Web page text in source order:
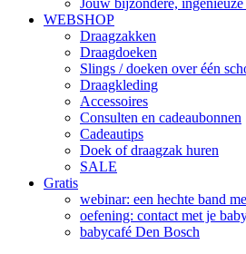
Jouw bijzondere,
WEBSHOP
Draagzakken
Draagdoeken
Slings / doeken over één
Draagkleding
Accessoires
Consulten en cadeaubonnen
Cadeautips
Doek of draagzak huren
SALE
Gratis
webinar: een hechte band
oefening: contact met je
babycafé Den Bosch